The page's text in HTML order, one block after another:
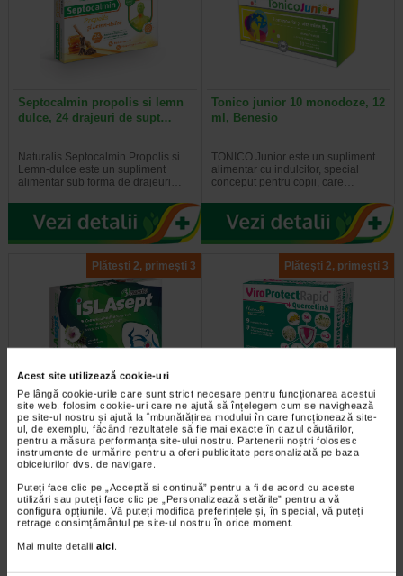
Acest site utilizează cookie-uri
Pe lângă cookie-urile care sunt strict necesare pentru funcționarea acestui
site web, folosim cookie-uri care ne ajută să înțelegem cum se navighează
pe site-ul nostru și ajută la îmbunătățirea modului în care funcționează site-
ul, de exemplu, făcând rezultatele să fie mai exacte în cazul căutărilor,
pentru a măsura performanța site-ului nostru. Partenerii noștri folosesc
instrumente de urmărire pentru a oferi publicitate personalizată pe baza
obiceiurilor dvs. de navigare.
Puteți face clic pe „Acceptă si continuă” pentru a fi de acord cu aceste
utilizări sau puteți face clic pe „Personalizează setările” pentru a vă
configura opțiunile. Vă puteți modifica preferințele și, în special, vă puteți
retrage consimțământul pe site-ul nostru în orice moment.
Mai multe detalii aici.
Septocalmin propolis si lemn
dulce, 24 drajeuri de supt…
Naturalis Septocalmin Propolis si
Lemn-dulce este un supliment
alimentar sub forma de drajeuri…
Tonico junior 10 monodoze, 12
ml, Benesio
TONICO Junior este un supliment
alimentar cu indulcitor, special
conceput pentru copii, care…
Plătești 2, primești 3
Islasept, 24 drajeuri moi de
supt, BENESIO
Benesio Islasept este un supliment
alimentar fara zahar, sub forma de
drajeuri moi, cu indulcitori si…
Plătești 2, primești 3
ViroProtect Rapid +
Quercetina, 10 plicuri…
Naturalis ViroProtect Rapid +
alimentar modern, formulat…